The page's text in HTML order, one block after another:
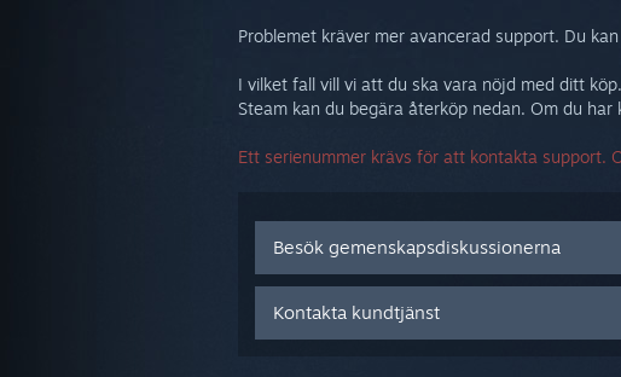
Problemet kräver mer avancerad support. Du
I vilket fall vill vi att du ska vara nöjd med ditt
Steam kan du begära återköp nedan. Om du
Ett serienummer krävs för att kontakta support.
Besök gemenskapsdiskussionerna
Kontakta kundtjänst